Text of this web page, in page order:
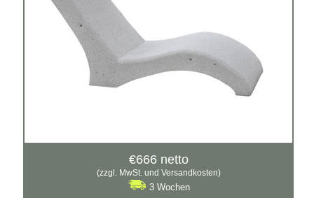
€666 netto
(zzgl. MwSt. und Versandkosten)
3 Wochen